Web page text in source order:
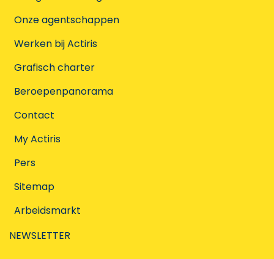
Onze agentschappen
Werken bij Actiris
Grafisch charter
Beroepenpanorama
Contact
My Actiris
Pers
Sitemap
Arbeidsmarkt
NEWSLETTER